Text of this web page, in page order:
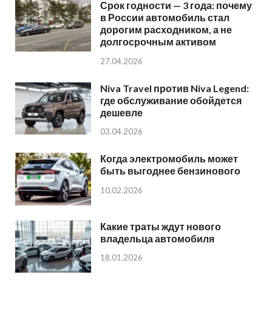
Срок годности — 3 года: почему
в России автомобиль стал
дорогим расходником, а не
долгосрочным активом
27.04.2026
Niva Travel против Niva Legend:
где обслуживание обойдется
дешевле
03.04.2026
Когда электромобиль может
быть выгоднее бензинового
10.02.2026
Какие траты ждут нового
владельца автомобиля
18.01.2026